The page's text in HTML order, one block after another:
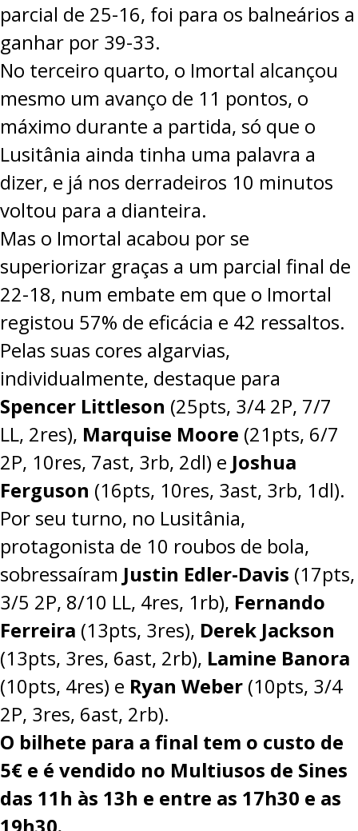
parcial de 25-16, foi para os balneários a
ganhar por 39-33.
No terceiro quarto, o Imortal alcançou
mesmo um avanço de 11 pontos, o
máximo durante a partida, só que o
Lusitânia ainda tinha uma palavra a
dizer, e já nos derradeiros 10 minutos
voltou para a dianteira.
Mas o Imortal acabou por se
superiorizar graças a um parcial final de
22-18, num embate em que o Imortal
registou 57% de eficácia e 42 ressaltos.
Pelas suas cores algarvias,
individualmente, destaque para
Spencer Littleson (25pts, 3/4 2P, 7/7
LL, 2res), Marquise Moore (21pts, 6/7
2P, 10res, 7ast, 3rb, 2dl) e Joshua
Ferguson (16pts, 10res, 3ast, 3rb, 1dl).
Por seu turno, no Lusitânia,
protagonista de 10 roubos de bola,
sobressaíram Justin Edler-Davis (17pts,
3/5 2P, 8/10 LL, 4res, 1rb), Fernando
Ferreira (13pts, 3res), Derek Jackson
(13pts, 3res, 6ast, 2rb), Lamine Banora
(10pts, 4res) e Ryan Weber (10pts, 3/4
2P, 3res, 6ast, 2rb).
O bilhete para a final tem o custo de
5€ e é vendido no Multiusos de Sines
das 11h às 13h e entre as 17h30 e as